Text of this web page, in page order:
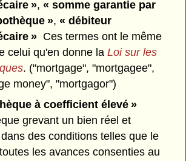
», « somme garantie par
», « débiteur
» Ces termes ont le même
celui qu'en donne laLoi sur les
. ("mortgage", "mortgagee",
money", "mortgagor")
à coefficient élevé »
grevant un bien réel et
des conditions telles que le
les avances consenties au